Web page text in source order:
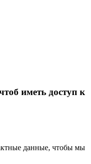
иметь доступ к
данные, чтобы мы